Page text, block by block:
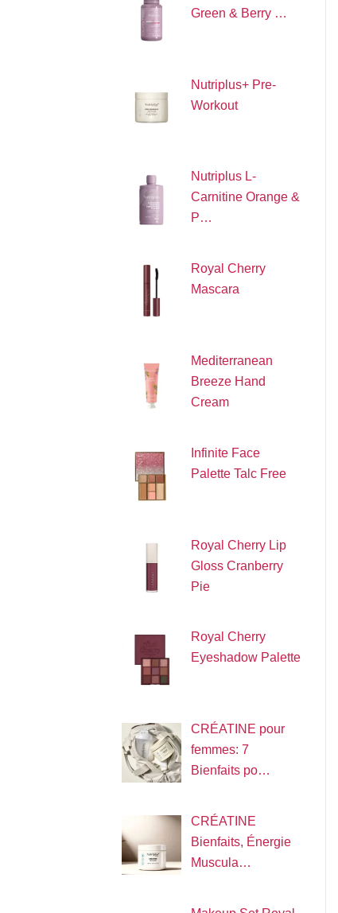
Green & Berry …
Nutriplus+ Pre-
Workout
Nutriplus L-
Carnitine Orange &
P…
Royal Cherry
Mascara
Mediterranean
Breeze Hand
Cream
Infinite Face
Palette Talc Free
Royal Cherry Lip
Gloss Cranberry
Pie
Royal Cherry
Eyeshadow Palette
CRÉATINE pour
femmes: 7
Bienfaits po…
CRÉATINE
Bienfaits, Énergie
Muscula…